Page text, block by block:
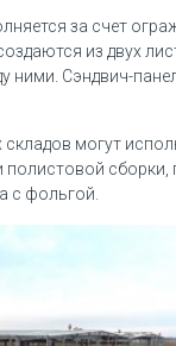
за счет
из двух
ними. Сэндвич-
складов могут
полистовой
с фольгой.